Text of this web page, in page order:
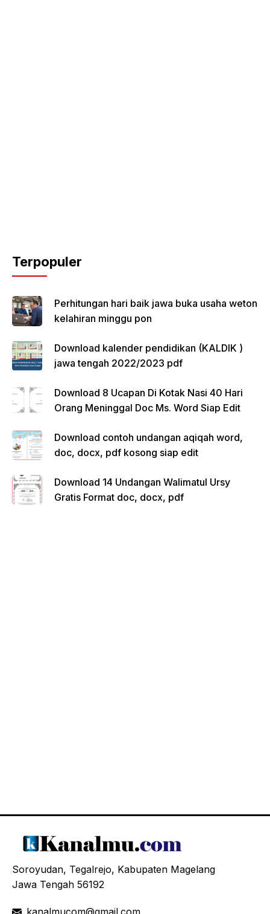
Terpopuler
Perhitungan hari baik jawa buka usaha weton
kelahiran minggu pon
Download kalender pendidikan (KALDIK )
jawa tengah 2022/2023 pdf
Download 8 Ucapan Di Kotak Nasi 40 Hari
Orang Meninggal Doc Ms. Word Siap Edit
Download contoh undangan aqiqah word,
doc, docx, pdf kosong siap edit
Download 14 Undangan Walimatul Ursy
Gratis Format doc, docx, pdf
Soroyudan, Tegalrejo, Kabupaten Magelang
Jawa Tengah 56192
kanalmucom@gmail.com